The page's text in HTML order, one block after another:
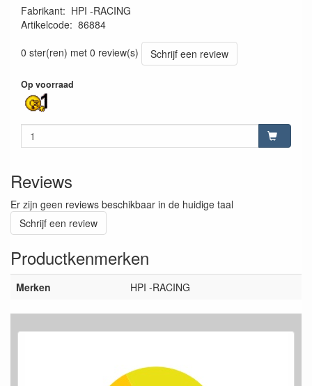
Fabrikant: HPI -RACING
Artikelcode: 86884
0 ster(ren) met 0 review(s)
Schrijf een review
Op voorraad
Reviews
Er zijn geen reviews beschikbaar in de huidige taal
Schrijf een review
Productkenmerken
Merken HPI -RACING